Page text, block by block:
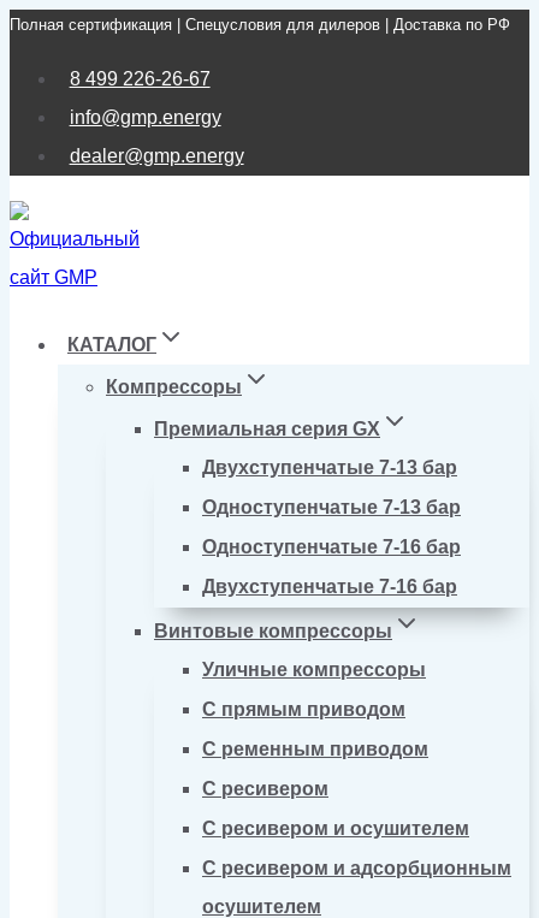
Перейти
Полная сертификация | Спецусловия для дилеров | Доставка по РФ
8 499 226-26-67
info@gmp.energy
dealer@gmp.energy
КАТАЛОГ
Компрессоры
Премиальная серия GX
Двухступенчатые 7-13 бар
Одноступенчатые 7-13 бар
Одноступенчатые 7-16 бар
Двухступенчатые 7-16 бар
Винтовые компрессоры
Уличные компрессоры
С прямым приводом
С ременным приводом
С ресивером
С ресивером и осушителем
С ресивером и адсорбционным
осушителем